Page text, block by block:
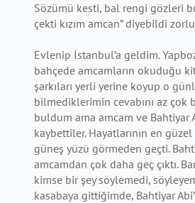
Sözümü kesti, bal rengi gözleri
çekti kızım amcan” diyebildi
Evlenip İstanbul’a geldim.
bahçede amcamların okuduğu
şarkıları yerli yerine koyup o
bilmediklerimin cevabını az çok
buldum ama amcam ve Bahtiyar
kaybettiler. Hayatlarının en
güneş yüzü görmeden geçti.
amcamdan çok daha geç çıktı.
kimse bir şey söylemedi,
kasabaya gittiğimde, Bahtiyar